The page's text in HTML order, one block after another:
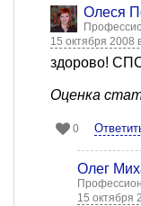
Олеся
15 октября 2008
здорово!
Оценка
0
Олег
15 октября